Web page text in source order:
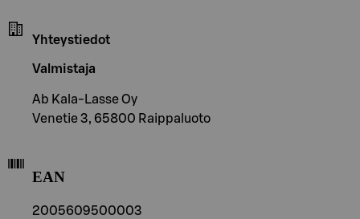
Yhteystiedot
Valmistaja
Ab Kala-Lasse Oy
Venetie 3, 65800 Raippaluoto
EAN
2005609500003